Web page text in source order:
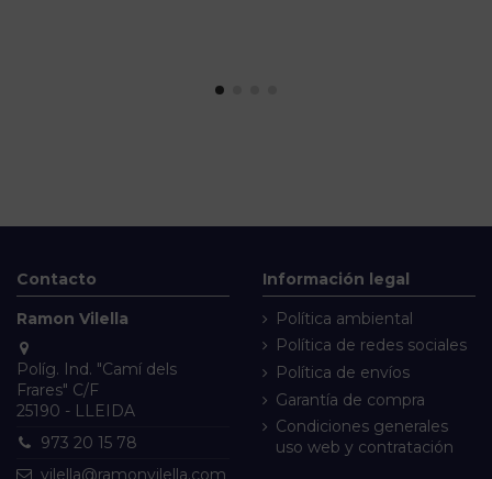
Contacto
Ramon Vilella
Políg. Ind. "Camí dels
Frares" C/F
25190 - LLEIDA
973 20 15 78
vilella@ramonvilella.com
Información legal
Política ambiental
Política de redes sociales
Política de envíos
Garantía de compra
Condiciones generales
uso web y contratación